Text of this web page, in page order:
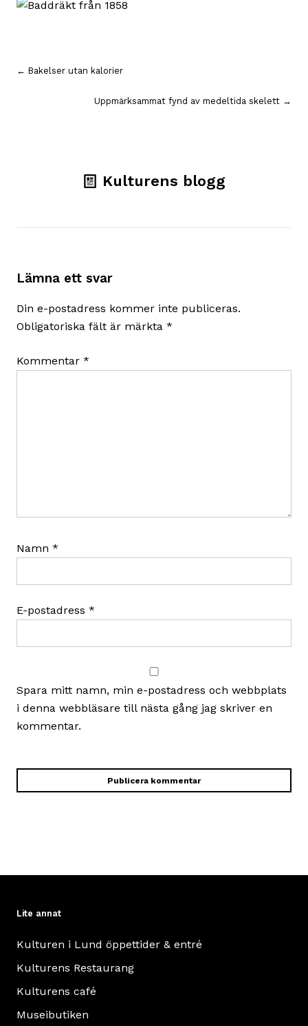
Inläggsnavigering
← Bakelser utan kalorier
Uppmärksammat fynd av medeltida skelett →
Kulturens blogg
Lämna ett svar
Din e-postadress kommer inte publiceras.
Obligatoriska fält är märkta *
Kommentar *
Namn *
E-postadress *
Spara mitt namn, min e-postadress och webbplats
i denna webbläsare till nästa gång jag skriver en
kommentar.
Lite annat
Kulturen i Lund öppettider & entré
Kulturens Restaurang
Kulturens café
Museibutiken